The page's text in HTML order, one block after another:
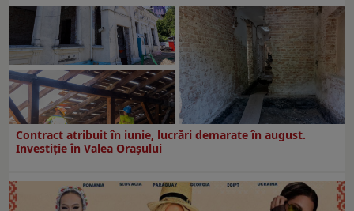
Contract atribuit în iunie, lucrări demarate în august.
Investiţie în Valea Oraşului